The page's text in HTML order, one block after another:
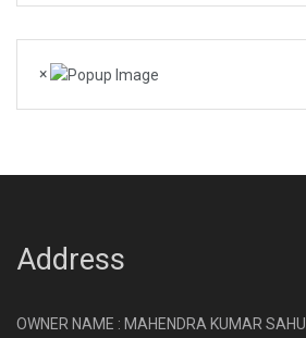
×
Address
OWNER NAME : MAHENDRA KUMAR SAHU